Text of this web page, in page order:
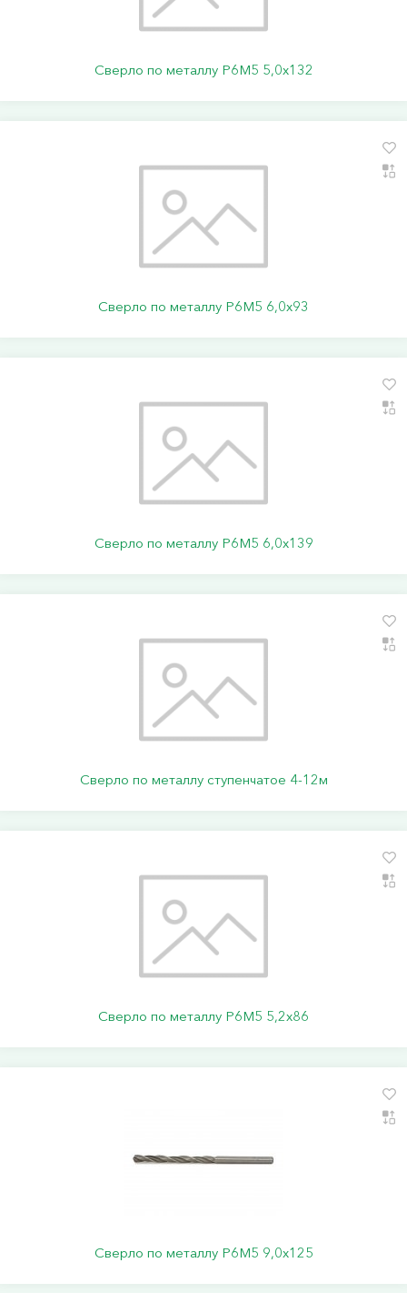
Сверло по металлу Р6М5 5,0х132
Сверло по металлу Р6М5 6,0х93
Сверло по металлу Р6М5 6,0х139
Сверло по металлу ступенчатое 4-12м
Сверло по металлу Р6М5 5,2х86
Сверло по металлу Р6М5 9,0х125